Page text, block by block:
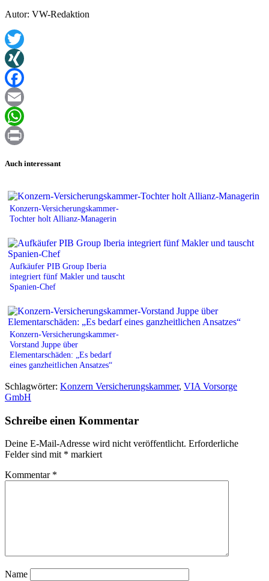
Autor: VW-Redaktion
Twitter
XING
Facebook
Email
WhatsApp
Auch interessant
Konzern-Versicherungskammer-
Tochter holt Allianz-Managerin
Aufkäufer PIB Group Iberia
integriert fünf Makler und tauscht
Spanien-Chef
Konzern-Versicherungskammer-
Vorstand Juppe über
Elementarschäden: „Es bedarf
eines ganzheitlichen Ansatzes“
Schlagwörter: Konzern Versicherungskammer, VIA Vorsorge
GmbH
Schreibe einen Kommentar
Deine E-Mail-Adresse wird nicht veröffentlicht. Erforderliche
Felder sind mit * markiert
Kommentar *
Name